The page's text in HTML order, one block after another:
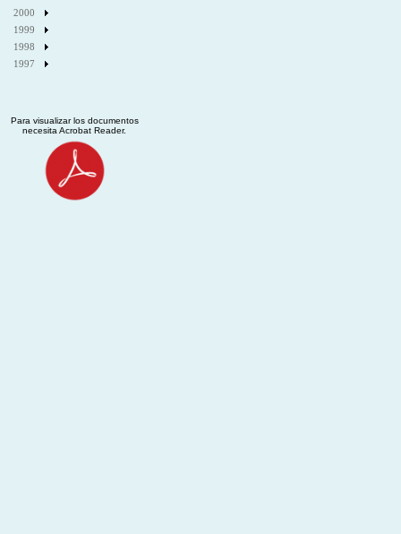
2000
1999
1998
1997
Para visualizar los documentos
necesita Acrobat Reader.